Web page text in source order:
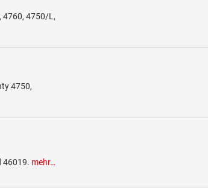
4760, 4750/L,
4750,
46019. mehr…